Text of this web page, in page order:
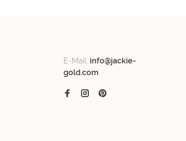
E-Mail: info@jackie-
gold.com